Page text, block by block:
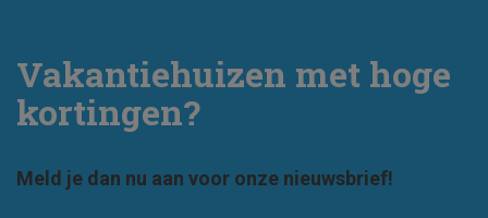
Vakantiehuizen met hoge
kortingen?
Meld je dan nu aan voor onze nieuwsbrief!